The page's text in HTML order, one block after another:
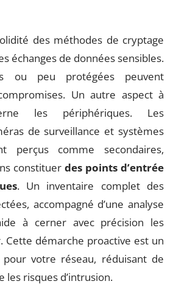
des méthodes de cryptage
échanges de données sensibles.
ou peu protégées peuvent
Un autre aspect à
les périphériques. Les
de surveillance et systèmes
perçus comme secondaires,
constituer des points d’entrée
. Un inventaire complet des
accompagné d’une analyse
à cerner avec précision les
Cette démarche proactive est un
votre réseau, réduisant de
les risques d’intrusion.